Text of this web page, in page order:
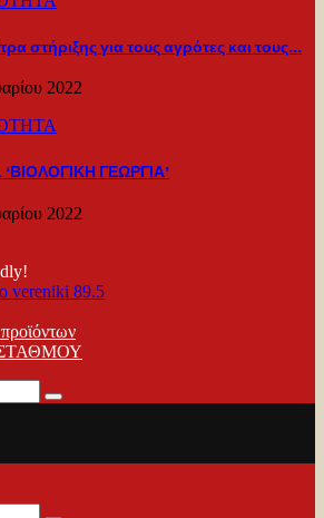
στήριξης για τους αγρότες και τους…
2022
ΓΕΩΡΓΙΑ’
2022
vereniki 89.5
Search